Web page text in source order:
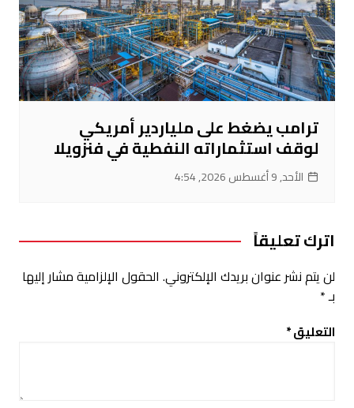
ترامب يضغط على ملياردير أمريكي
لوقف استثماراته النفطية في فنزويلا
الأحد, 9 أغسطس 2026, 4:54
اترك تعليقاً
لن يتم نشر عنوان بريدك الإلكتروني. الحقول الإلزامية مشار إليها
بـ*
التعليق*